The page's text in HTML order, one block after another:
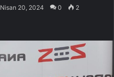
Nisan 20, 2024 0 2